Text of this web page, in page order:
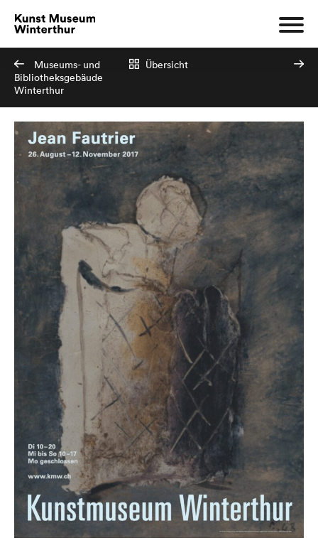
Museums- und
Bibliotheksgebäude
Winterthur
Übersicht